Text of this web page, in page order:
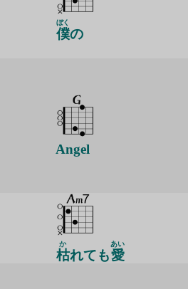
僕
ぼく
の
Angel
枯
か
れても愛
あい